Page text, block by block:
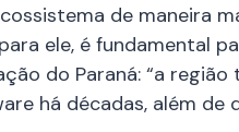
de maneira
ele, é fundamental
do Paraná: “a
há décadas, além de